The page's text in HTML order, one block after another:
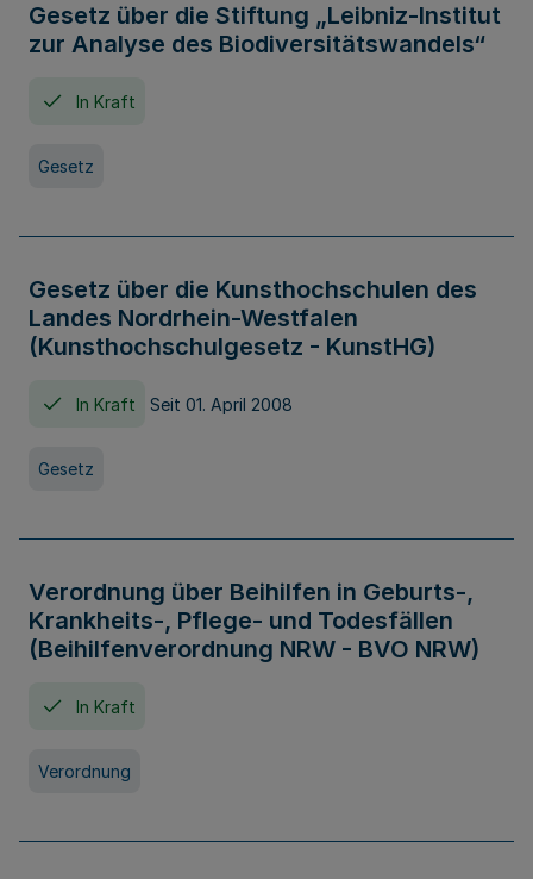
Gesetz über die Stiftung „Leibniz-Institut
zur Analyse des Biodiversitätswandels“
In Kraft
Gesetz
Gesetz über die Kunsthochschulen des
Landes Nordrhein-Westfalen
(Kunsthochschulgesetz - KunstHG)
In Kraft Seit 01. April 2008
Gesetz
Verordnung über Beihilfen in Geburts-,
Krankheits-, Pflege- und Todesfällen
(Beihilfenverordnung NRW - BVO NRW)
In Kraft
Verordnung